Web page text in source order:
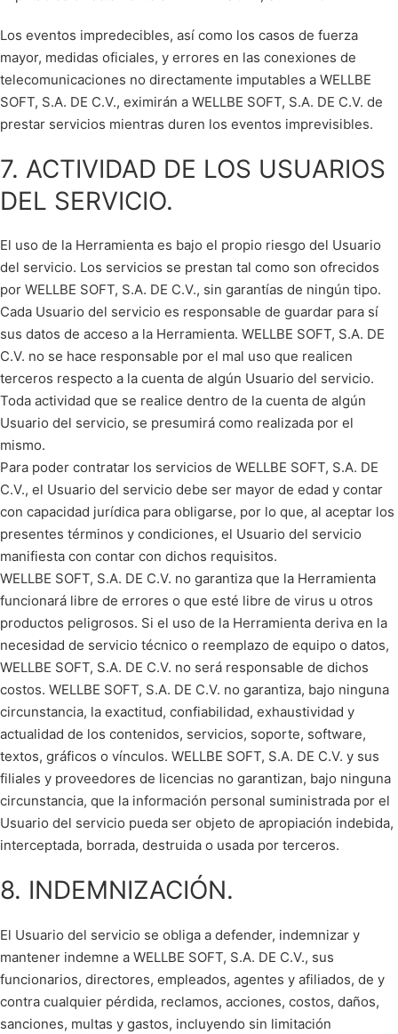
Los eventos impredecibles, así como los casos de fuerza
mayor, medidas oficiales, y errores en las conexiones de
telecomunicaciones no directamente imputables a WELLBE
SOFT, S.A. DE C.V., eximirán a WELLBE SOFT, S.A. DE C.V. de
prestar servicios mientras duren los eventos imprevisibles.
7. ACTIVIDAD DE LOS USUARIOS
DEL SERVICIO.
El uso de la Herramienta es bajo el propio riesgo del Usuario
del servicio. Los servicios se prestan tal como son ofrecidos
por WELLBE SOFT, S.A. DE C.V., sin garantías de ningún tipo.
Cada Usuario del servicio es responsable de guardar para sí
sus datos de acceso a la Herramienta. WELLBE SOFT, S.A. DE
C.V. no se hace responsable por el mal uso que realicen
terceros respecto a la cuenta de algún Usuario del servicio.
Toda actividad que se realice dentro de la cuenta de algún
Usuario del servicio, se presumirá como realizada por el
mismo.
Para poder contratar los servicios de WELLBE SOFT, S.A. DE
C.V., el Usuario del servicio debe ser mayor de edad y contar
con capacidad jurídica para obligarse, por lo que, al aceptar los
presentes términos y condiciones, el Usuario del servicio
manifiesta con contar con dichos requisitos.
WELLBE SOFT, S.A. DE C.V. no garantiza que la Herramienta
funcionará libre de errores o que esté libre de virus u otros
productos peligrosos. Si el uso de la Herramienta deriva en la
necesidad de servicio técnico o reemplazo de equipo o datos,
WELLBE SOFT, S.A. DE C.V. no será responsable de dichos
costos. WELLBE SOFT, S.A. DE C.V. no garantiza, bajo ninguna
circunstancia, la exactitud, confiabilidad, exhaustividad y
actualidad de los contenidos, servicios, soporte, software,
textos, gráficos o vínculos. WELLBE SOFT, S.A. DE C.V. y sus
filiales y proveedores de licencias no garantizan, bajo ninguna
circunstancia, que la información personal suministrada por el
Usuario del servicio pueda ser objeto de apropiación indebida,
interceptada, borrada, destruida o usada por terceros.
8. INDEMNIZACIÓN.
El Usuario del servicio se obliga a defender, indemnizar y
mantener indemne a WELLBE SOFT, S.A. DE C.V., sus
funcionarios, directores, empleados, agentes y afiliados, de y
contra cualquier pérdida, reclamos, acciones, costos, daños,
sanciones, multas y gastos, incluyendo sin limitación